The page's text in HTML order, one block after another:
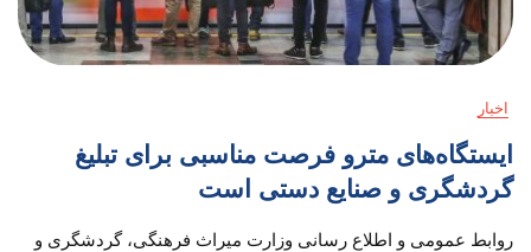
اخبار
ایستگاه‌های مترو فرصت مناسبی برای تبلیغ
گردشگری و صنایع دستی است
روابط عمومی و اطلاع رسانی وزارت میراث فرهنگی، گردشگری و